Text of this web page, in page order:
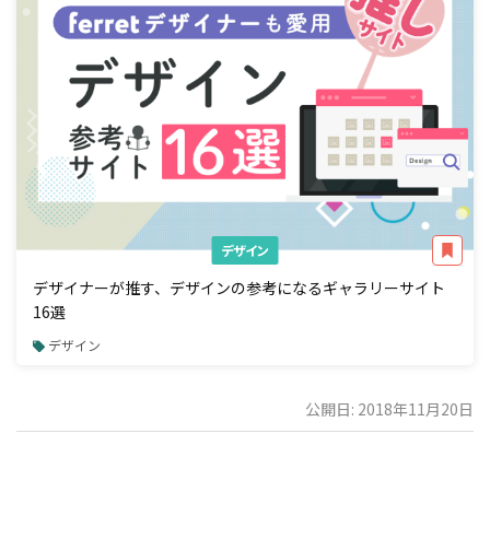
デザイン
デザイナーが推す、デザインの参考になるギャラリーサイト
16選
デザイン
公開日: 2018年11月20日